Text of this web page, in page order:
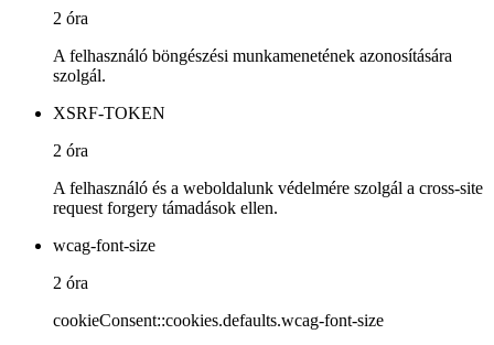
2 óra
A felhasználó böngészési munkamenetének azonosítására
szolgál.
XSRF-TOKEN
2 óra
A felhasználó és a weboldalunk védelmére szolgál a cross-site
request forgery támadások ellen.
wcag-font-size
2 óra
cookieConsent::cookies.defaults.wcag-font-size